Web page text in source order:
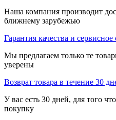
Наша компания производит
ближнему зарубежью
Гарантия качества и
Мы предлагаем только те
уверены
Возврат товара в течение 30
У вас есть 30 дней, для того
покупку